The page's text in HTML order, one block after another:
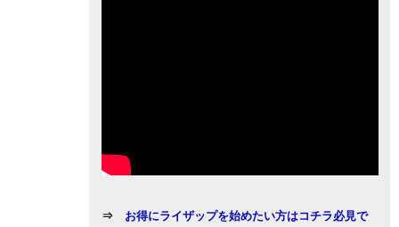
⇒
お得にライザップを始めたい方はコチラ必見で